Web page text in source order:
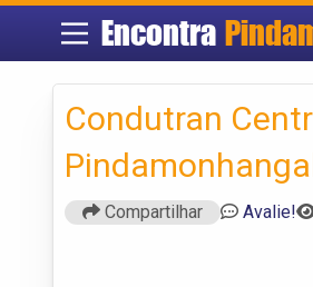
Encontra
Condutran
Compartilhar Avalie!